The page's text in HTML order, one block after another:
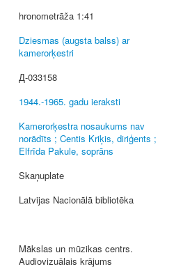
hronometrāža 1:41
Dziesmas (augsta balss) ar
kamerorķestri
Д-033158
1944.-1965. gadu ieraksti
Kamerorķestra nosaukums nav
norādīts ; Centis Kriķis, diriģents ;
Elfrīda Pakule, soprāns
Skaņuplate
Latvijas Nacionālā bibliotēka
Mākslas un mūzikas centrs.
Audiovizuālais krājums